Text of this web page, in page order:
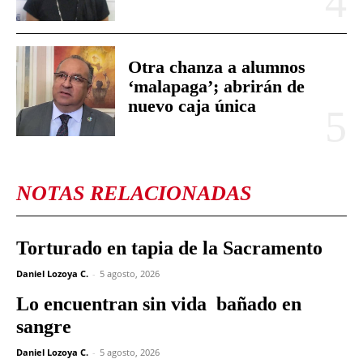
Otra chanza a alumnos
‘malapaga’; abrirán de
nuevo caja única
NOTAS RELACIONADAS
Torturado en tapia de la Sacramento
Daniel Lozoya C. - 5 agosto, 2026
Lo encuentran sin vida bañado en
sangre
Daniel Lozoya C. - 5 agosto, 2026